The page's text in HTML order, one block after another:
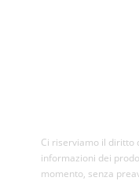
Ci riserviamo il diritto
informazioni dei
momento, senza